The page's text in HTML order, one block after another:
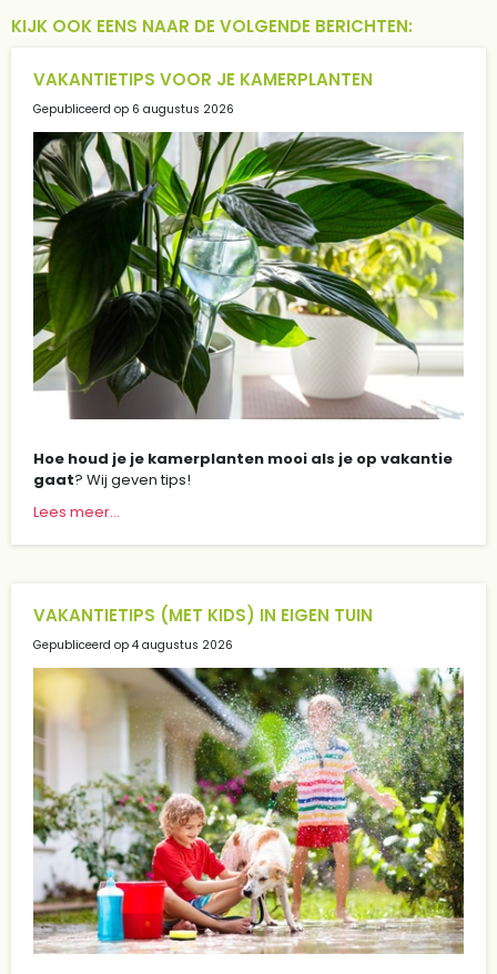
KIJK OOK EENS NAAR DE VOLGENDE BERICHTEN:
VAKANTIETIPS VOOR JE KAMERPLANTEN
Gepubliceerd op 6 augustus 2026
Hoe houd je je kamerplanten mooi als je op vakantie
gaat? Wij geven tips!
Lees meer...
VAKANTIETIPS (MET KIDS) IN EIGEN TUIN
Gepubliceerd op 4 augustus 2026